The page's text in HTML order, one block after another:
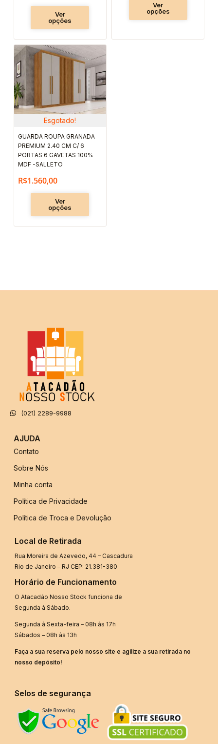
Ver
opções
do
produto
Ver
opções
produto
Esgotado!
GUARDA ROUPA GRANADA
PREMIUM 2.40 CM C/ 6
PORTAS 6 GAVETAS 100%
MDF -SALLETO
R$1.560,00
Ver
opções
produto
tem
várias
variantes.
As
podem
ser
produto
(021) 2289-9988
AJUDA
Contato
Sobre Nós
Minha conta
Política de Privacidade
Política de Troca e Devolução
Local de Retirada
Rua Moreira de Azevedo, 44 – Cascadura
Rio de Janeiro – RJ CEP: 21.381-380
Horário de Funcionamento
O Atacadão Nosso Stock funciona de
Segunda à Sábado.
Segunda à Sexta-feira – 08h às 17h
Sábados – 08h às 13h
Faça a sua reserva pelo nosso site e agilize a sua retirada no
nosso depósito!
Selos de segurança